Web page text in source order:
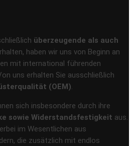
überzeugende als auch
haben wir uns von Beginn an
mit international führenden
uns erhalten Sie ausschließlich
(OEM).
sich insbesondere durch ihre
sowie Widerstandsfestigkeit aus.
im Wesentlichen aus
die zusätzlich mit endlos